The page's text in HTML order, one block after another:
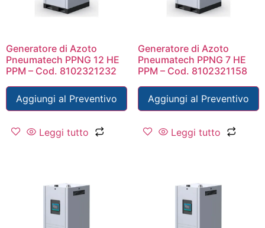
Generatore di Azoto
Pneumatech PPNG 12 HE
PPM – Cod. 8102321232
Aggiungi al Preventivo
Leggi tutto
Generatore di Azoto
Pneumatech PPNG 7 HE
PPM – Cod. 8102321158
Aggiungi al Preventivo
Leggi tutto